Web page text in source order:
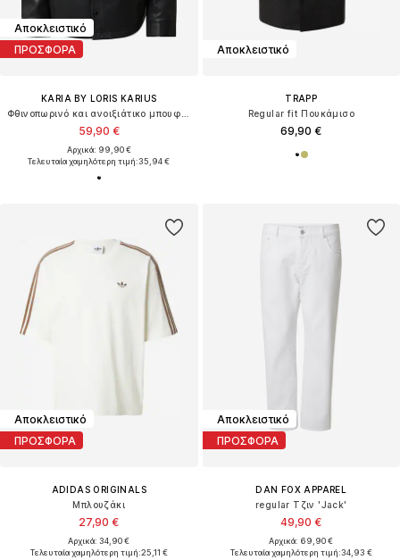
Αποκλειστικό
ΠΡΟΣΦΟΡΑ
KARIA BY LORIS KARIUS
59,90 €
Αρχικά: 99,90 €
Τελευταία χαμηλότερη τιμή:35,94 €
Αποκλειστικό
TRAPP
Regular fit Πουκάμισο
69,90 €
Αποκλειστικό
ΠΡΟΣΦΟΡΑ
ADIDAS ORIGINALS
Μπλουζάκι
27,90 €
Αρχικά: 34,90 €
Τελευταία χαμηλότερη τιμή:25,11 €
Αποκλειστικό
ΠΡΟΣΦΟΡΑ
DAN FOX APPAREL
regular Τζιν 'Jack'
49,90 €
Αρχικά: 69,90 €
Τελευταία χαμηλότερη τιμή:34,93 €